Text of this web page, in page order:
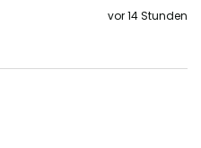
vor 14 Stunden